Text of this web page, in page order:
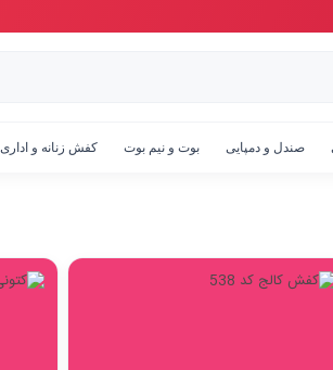
صندل و دمپایی بوت و نیم بوت کفش زنانه و اداری